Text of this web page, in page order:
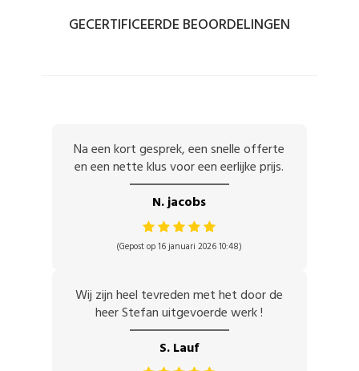
GECERTIFICEERDE BEOORDELINGEN
Na een kort gesprek, een snelle offerte
en een nette klus voor een eerlijke prijs.
N. jacobs
(Gepost op 16 januari 2026 10:48)
Wij zijn heel tevreden met het door de
heer Stefan uitgevoerde werk !
S. Lauf